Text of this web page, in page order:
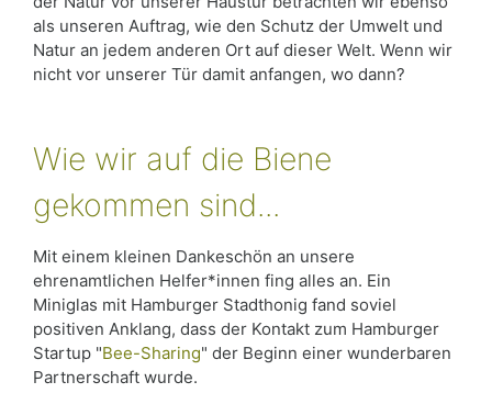
als unseren Auftrag, wie den Schutz der Umwelt und
Natur an jedem anderen Ort auf dieser Welt. Wenn wir
nicht vor unserer Tür damit anfangen, wo dann?
Wie wir auf die Biene
gekommen sind...
Mit einem kleinen Dankeschön an unsere
ehrenamtlichen Helfer*innen fing alles an. Ein
Miniglas mit Hamburger Stadthonig fand soviel
positiven Anklang, dass der Kontakt zum Hamburger
Startup "Bee-Sharing" der Beginn einer wunderbaren
Partnerschaft wurde.